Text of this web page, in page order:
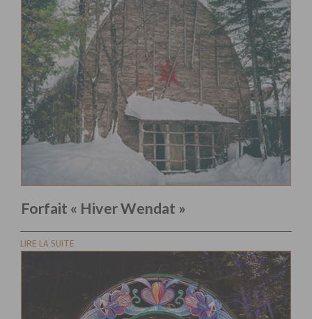
Forfait « Hiver Wendat »
LIRE LA SUITE